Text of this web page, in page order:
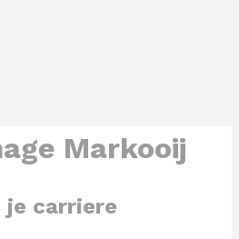
Markooij
je carriere